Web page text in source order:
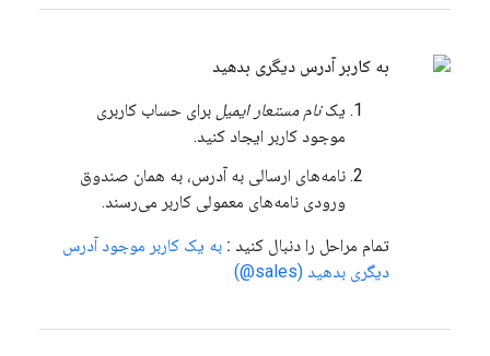
به کاربر آدرس دیگری بدهید
یکنام مستعار ایمیل برای حساب کاربری
موجود کاربر ایجاد کنید.
نامه‌های ارسالی به آدرس، به همان صندوق
ورودی نامه‌های معمولی کاربر می‌رسند.
تمام مراحل را دنبال کنید : به یک کاربر موجود آدرس
دیگری بدهید (sales@)